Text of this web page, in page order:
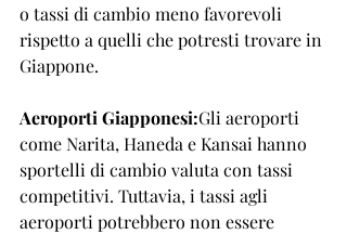
o tassi di cambio meno favorevoli
rispetto a quelli che potresti trovare in
Giappone.
Aeroporti Giapponesi:Gli aeroporti
come Narita, Haneda e Kansai hanno
sportelli di cambio valuta con tassi
competitivi. Tuttavia, i tassi agli
aeroporti potrebbero non essere